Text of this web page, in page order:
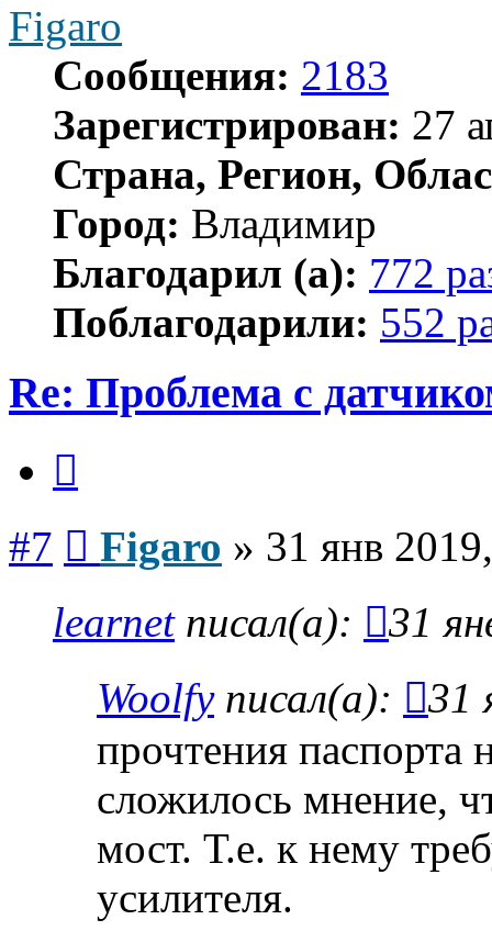
Figaro
Сообщения: 2183
Зарегистрирован: 27
Страна, Регион,
Город: Владимир
Благодарил (а): 772
Поблагодарили: 552
Re: Проблема с
#7 Figaro » 31 янв
learnetписал(а):
31
Woolfyписал(а):
31
прочтения паспорта
сложилось мнение,
мост. Т.е. к нему
усилителя.